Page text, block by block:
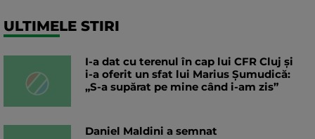
ULTIMELE STIRI
I-a dat cu terenul în cap lui CFR Cluj și
i-a oferit un sfat lui Marius Șumudică:
„S-a supărat pe mine când i-am zis”
Daniel Maldini a semnat